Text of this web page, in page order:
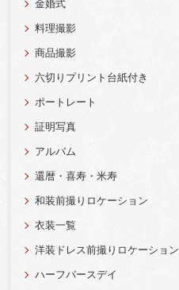
金婚式
料理撮影
商品撮影
六切りプリント台紙付き
ポートレート
証明写真
アルバム
還暦・喜寿・米寿
和装前撮りロケーション
衣装一覧
洋装ドレス前撮りロケーション
ハーフバースデイ